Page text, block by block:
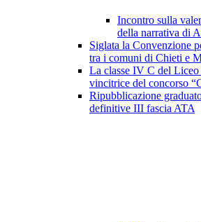
Incontro sulla
della narrativa di
Siglata la Convenzione
tra i comuni di Chieti e
La classe IV C del
vincitrice del concorso
Ripubblicazione
definitive III fascia ATA